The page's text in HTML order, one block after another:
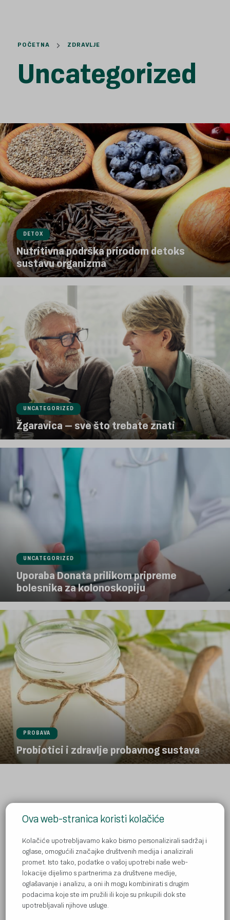
Ova web-stranica koristi kolačiće
Kolačiće upotrebljavamo kako bismo personalizirali sadržaj i
oglase, omogućili značajke društvenih medija i analizirali
promet. Isto tako, podatke o vašoj upotrebi naše web-
lokacije dijelimo s partnerima za društvene medije,
oglašavanje i analizu, a oni ih mogu kombinirati s drugim
podacima koje ste im pružili ili koje su prikupili dok ste
upotrebljavali njihove usluge.
POČETNA ZDRAVLJE
Uncategorized
DETOX
Nutritivna podrška prirodom detoks
sustavu organizma
UNCATEGORIZED
Žgaravica – sve što trebate znati
UNCATEGORIZED
Uporaba Donata prilikom pripreme
bolesnika za kolonoskopiju
PROBAVA
Probiotici i zdravlje probavnog sustava
Pravila zaštite privatnosti
Kontakt
Kolačići
Obavijesti